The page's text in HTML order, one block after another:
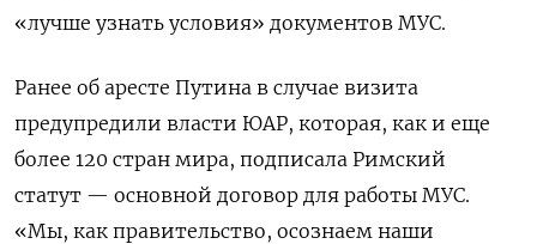
«лучше узнать условия» документов МУС.
Ранее об аресте Путина в случае визита
предупредили власти ЮАР, которая, как и еще
более 120 стран мира, подписала Римский
статут — основной договор для работы МУС.
«Мы, как правительство, осознаем наши